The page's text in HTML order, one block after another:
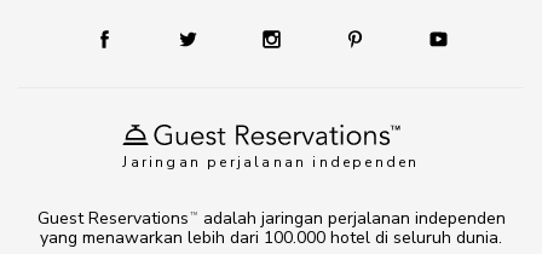
Jaringan perjalanan independen
Guest Reservations TM
adalah jaringan perjalanan independen
yang menawarkan lebih dari 100.000 hotel di seluruh dunia.